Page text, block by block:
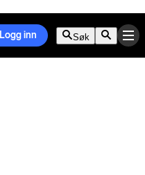
Logg inn Søk